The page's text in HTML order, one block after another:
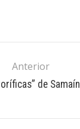
Anterior
de